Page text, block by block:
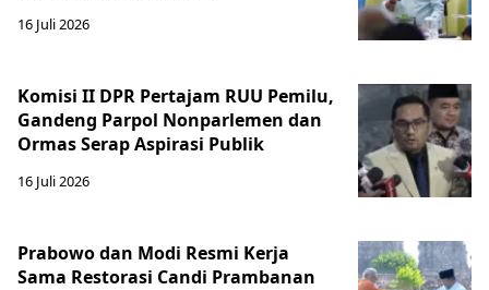
16 Juli 2026
Komisi II DPR Pertajam RUU Pemilu,
Gandeng Parpol Nonparlemen dan
Ormas Serap Aspirasi Publik
16 Juli 2026
Prabowo dan Modi Resmi Kerja
Sama Restorasi Candi Prambanan